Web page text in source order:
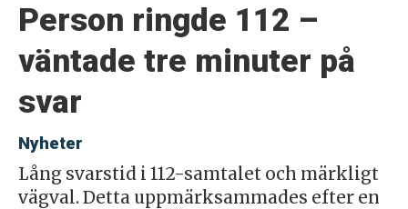
Person ringde 112 –
väntade tre minuter på
svar
Nyheter
Lång svarstid i 112-samtalet och märkligt
vägval. Detta uppmärksammades efter en